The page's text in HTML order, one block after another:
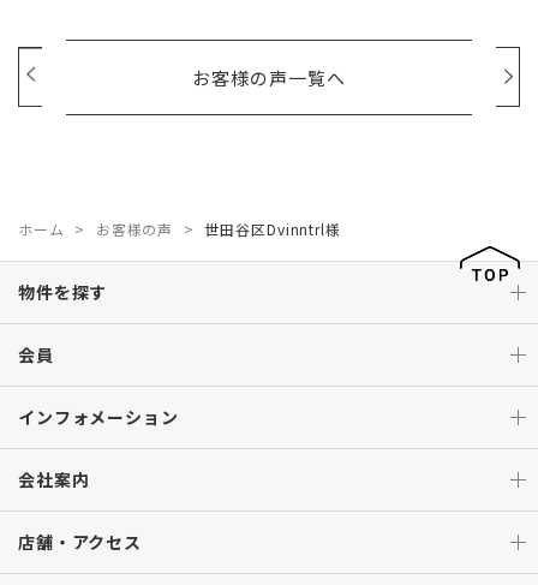
お客様の声一覧へ
ホーム お客様の声 世田谷区Dvinntrl様
物件を探す
会員
インフォメーション
会社案内
店舗・アクセス